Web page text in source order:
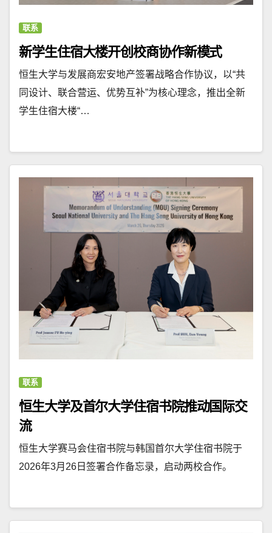
联系
新学生住宿大楼开创校商协作新模式
恒生大学与发展商宏安地产签署战略合作协议，以“共
同设计、联合营运、优势互补”为核心理念，推出全新
学生住宿大楼“…
联系
恒生大学及首尔大学住宿书院推动国际交
流
恒生大学赛马会住宿书院与韩国首尔大学住宿书院于
2026年3月26日签署合作备忘录，启动两校合作。